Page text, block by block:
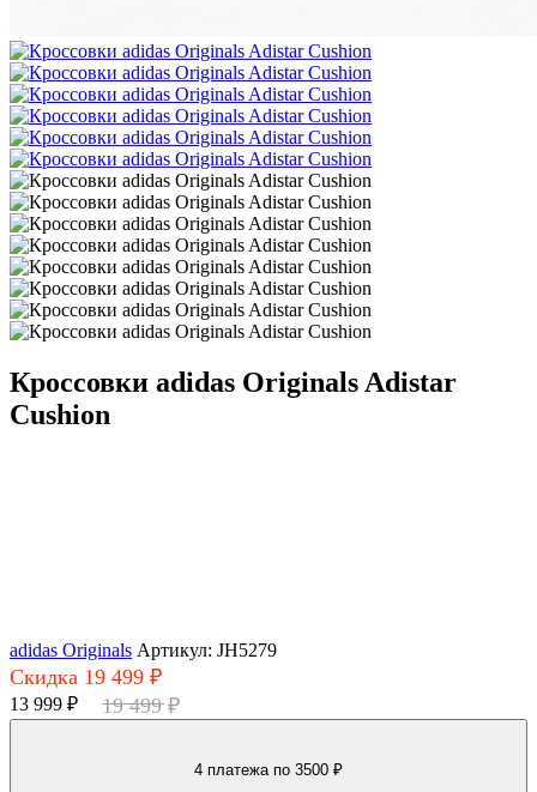
Кроссовки adidas Originals Adistar
Cushion
adidas Originals Артикул: JH5279
Скидка 19 499 ₽
13 999 ₽ 19 499 ₽
4 платежа по 3500 ₽